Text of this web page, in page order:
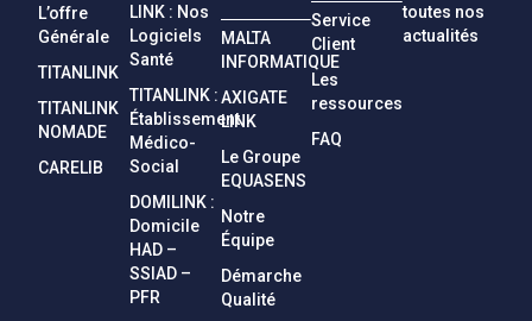
L’offre
Générale
TITANLINK
TITANLINK
NOMADE
CARELIB
LINK : Nos
Logiciels
Santé
TITANLINK :
Établissement
Médico-
Social
DOMILINK :
Domicile
HAD –
SSIAD –
PFR
MALTA
INFORMATIQUE
AXIGATE
LINK
Le Groupe
EQUASENS
Notre
Équipe
Démarche
Qualité
Service
Client
Les
ressources
FAQ
toutes nos
actualités